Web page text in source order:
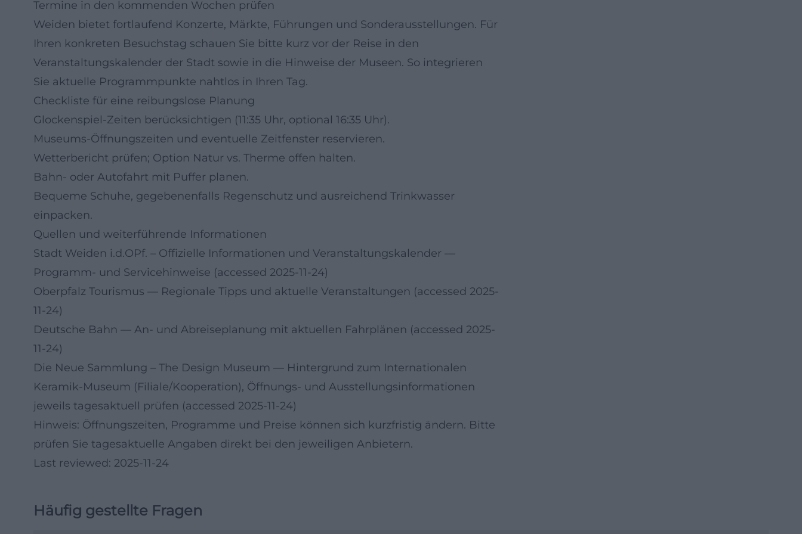
Termine in den kommenden Wochen prüfen
Weiden bietet fortlaufend Konzerte, Märkte, Führungen und Sonderausstellungen. Für
Ihren konkreten Besuchstag schauen Sie bitte kurz vor der Reise in den
Veranstaltungskalender der Stadt sowie in die Hinweise der Museen. So integrieren
Sie aktuelle Programmpunkte nahtlos in Ihren Tag.
Checkliste für eine reibungslose Planung
Glockenspiel-Zeiten berücksichtigen (11:35 Uhr, optional 16:35 Uhr).
Museums-Öffnungszeiten und eventuelle Zeitfenster reservieren.
Wetterbericht prüfen; Option Natur vs. Therme offen halten.
Bahn- oder Autofahrt mit Puffer planen.
Bequeme Schuhe, gegebenenfalls Regenschutz und ausreichend Trinkwasser
einpacken.
Quellen und weiterführende Informationen
Stadt Weiden i.d.OPf. – Offizielle Informationen und Veranstaltungskalender —
Programm- und Servicehinweise (accessed 2025-11-24)
Oberpfalz Tourismus — Regionale Tipps und aktuelle Veranstaltungen (accessed 2025-
11-24)
Deutsche Bahn — An- und Abreiseplanung mit aktuellen Fahrplänen (accessed 2025-
11-24)
Die Neue Sammlung – The Design Museum — Hintergrund zum Internationalen
Keramik-Museum (Filiale/Kooperation), Öffnungs- und Ausstellungsinformationen
jeweils tagesaktuell prüfen (accessed 2025-11-24)
Hinweis: Öffnungszeiten, Programme und Preise können sich kurzfristig ändern. Bitte
prüfen Sie tagesaktuelle Angaben direkt bei den jeweiligen Anbietern.
Last reviewed: 2025-11-24
Häufig gestellte Fragen